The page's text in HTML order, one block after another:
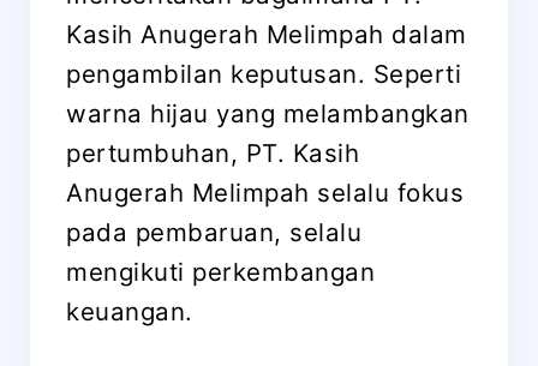
Kasih Anugerah Melimpah dalam
pengambilan keputusan. Seperti
warna hijau yang melambangkan
pertumbuhan, PT. Kasih
Anugerah Melimpah selalu fokus
pada pembaruan, selalu
mengikuti perkembangan
keuangan.